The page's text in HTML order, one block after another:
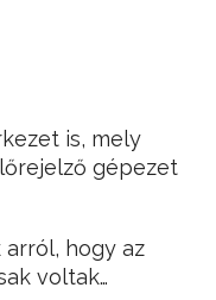
is, mely
gépezet
arról, hogy az
voltak…